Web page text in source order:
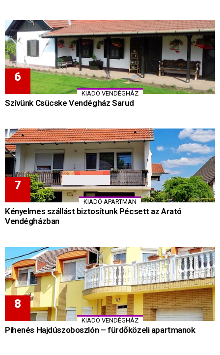
KIADÓ VENDÉGHÁZ
Szívünk Csücske Vendégház Sarud
KIADÓ APARTMAN
Kényelmes szállást biztosítunk Pécsett az Arató
Vendégházban
KIADÓ VENDÉGHÁZ
Pihenés Hajdúszoboszlón – fürdőközeli apartmanok